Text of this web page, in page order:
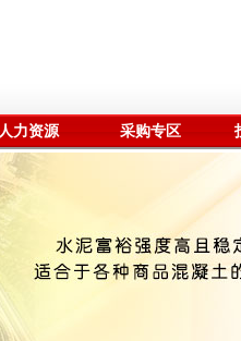
人力资源 采购专区